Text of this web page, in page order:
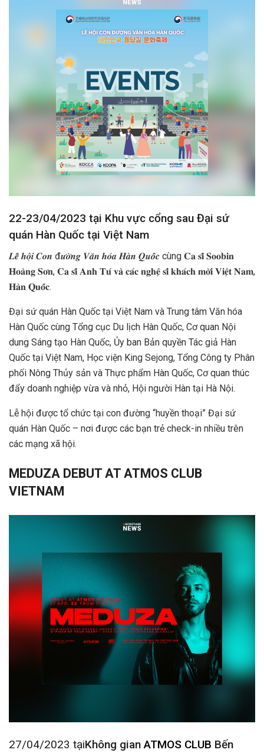
22-23/04/2023 tại Khu vực cổng sau Đại sứ
quán Hàn Quốc tại Việt Nam
𝑳𝒆̂̃ 𝒉𝒐̣̂𝒊 𝑪𝒐𝒏 đ𝒖̛𝒐̛̀𝒏𝒈 𝑽𝒂̆𝒏 𝒉𝒐́𝒂 𝑯𝒂̀𝒏 𝑸𝒖𝒐̂́𝒄 cùng 𝐂𝐚 𝐬𝐢̃ 𝐒𝐨𝐨𝐛𝐢𝐧
𝐇𝐨𝐚̀𝐧𝐠 𝐒𝐨̛𝐧, 𝐂𝐚 𝐬𝐢̃ 𝐀𝐧𝐡 𝐓𝐮́ 𝐯𝐚̀ 𝐜𝐚́𝐜 𝐧𝐠𝐡𝐞̣̂ 𝐬𝐢̃ 𝐤𝐡𝐚́𝐜𝐡 𝐦𝐨̛̀𝐢 𝐕𝐢𝐞̣̂𝐭 𝐍𝐚𝐦,
𝐇𝐚̀𝐧 𝐐𝐮𝐨̂́𝐜.
Đại sứ quán Hàn Quốc tại Việt Nam và Trung tâm Văn hóa
Hàn Quốc cùng Tổng cục Du lịch Hàn Quốc, Cơ quan Nội
dung Sáng tạo Hàn Quốc, Ủy ban Bản quyền Tác giả Hàn
Quốc tại Việt Nam, Học viện King Sejong, Tổng Công ty Phân
phối Nông Thủy sản và Thực phẩm Hàn Quốc, Cơ quan thúc
đẩy doanh nghiệp vừa và nhỏ, Hội người Hàn tại Hà Nội.
Lễ hội được tổ chức tại con đường “huyền thoại” Đại sứ
quán Hàn Quốc – nơi được các bạn trẻ check-in nhiều trên
các mạng xã hội.
MEDUZA DEBUT AT ATMOS CLUB
VIETNAM
27/04/2023 tạiKhông gianATMOS CLUB Bến